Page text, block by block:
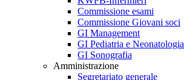
Commissione esami
Commissione Giovani soci
GI Management
GI Pediatria e Neonatologia
GI Sonografia
Amministrazione
Segretariato generale